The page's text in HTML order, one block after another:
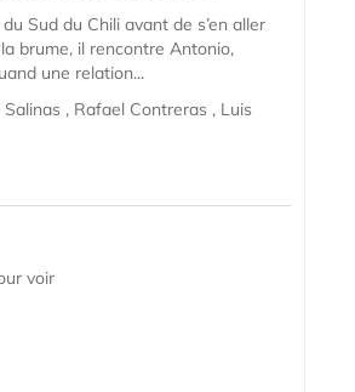
Sud du Chili avant de s’en aller
brume, il rencontre Antonio,
une relation...
, Rafael Contreras , Luis
voir